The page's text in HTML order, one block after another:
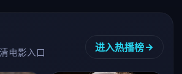
电影入口 进入热播榜